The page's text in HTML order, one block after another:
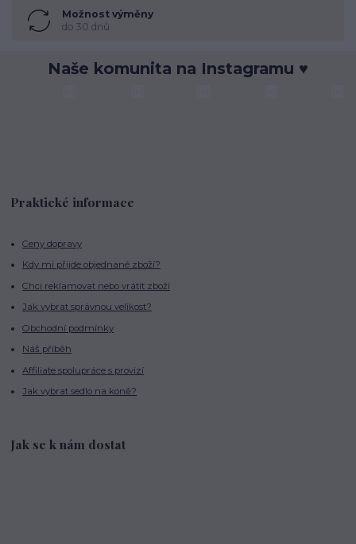
Možnost výměny
do 30 dnů
Naše komunita na Instagramu ♥
Praktické informace
Ceny dopravy
Kdy mi přijde objednané zboží?
Chci reklamovat nebo vrátit zboží
Jak vybrat správnou velikost?
Obchodní podmínky
Náš příběh
Affiliate spolupráce s provizí
Jak vybrat sedlo na koně?
Jak se k nám dostat